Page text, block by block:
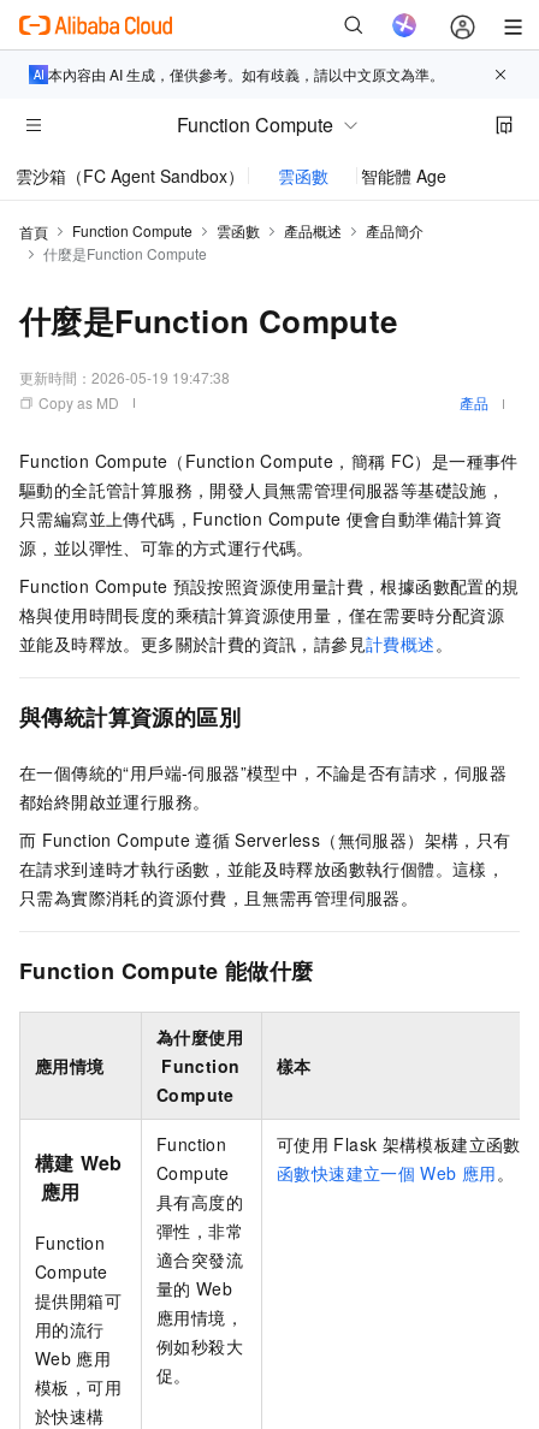
本內容由 AI 生成，僅供參考。如有歧義，請以中文原文為準。
Function Compute
雲沙箱（FC Agent Sandbox） 雲函數 智能體 AgentRun
首頁 Function Compute 雲函數 產品概述
產品簡介
什麼是Function Compute
什麼是Function Compute
更新時間： 2026-05-19 19:47:38
Copy as MD
產品
Function Compute （Function Compute，簡稱 FC）是一種事件
驅動的全託管計算服務，開發人員無需管理伺服器等基礎設施，
只需編寫並上傳代碼， Function Compute 便會自動準備計算資
源，並以彈性、可靠的方式運行代碼。
Function Compute 預設按照資源使用量計費，根據函數配置的規
格與使用時間長度的乘積計算資源使用量，僅在需要時分配資源
並能及時釋放。更多關於計費的資訊，請參見計費概述。
與傳統計算資源的區別
在一個傳統的“用戶端-伺服器”模型中，不論是否有請求，伺服器
都始終開啟並運行服務。
而 Function Compute 遵循 Serverless（無伺服器）架構，只有
在請求到達時才執行函數，並能及時釋放函數執行個體。這樣，
只需為實際消耗的資源付費，且無需再管理伺服器。
Function Compute 能做什麼
應用情境
為什麼使用
Function
Compute
樣本
構建 Web
應用
Function
Compute
提供開箱可
用的流行
Web 應用
模板，可用
於快速構
Function
Compute
具有高度的
彈性，非常
適合突發流
量的 Web
應用情境，
例如秒殺大
促。
可使用 Flask 架構模板建立函數
函數快速建立一個 Web 應用。